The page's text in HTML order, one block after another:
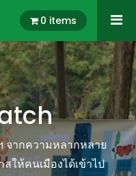
0 items
จากความหลากหลาย
ให้คนเมืองได้เข้าไป